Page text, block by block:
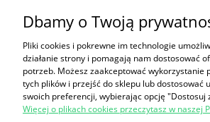
Myśl społeczna i polityczna
od Rama Mohana Roya do
Janusz Justyński
Dbamy o Twoją
Pliki cookies i pokrewne im technologie
działanie strony i pomagają nam dostosować
potrzeb. Możesz zaakceptować wykorzystanie
tych plików i przejść do sklepu lub dostosować
swoich preferencji, wybierając opcję "Dostosuj
Więcej o plikach cookies przeczytasz w naszej